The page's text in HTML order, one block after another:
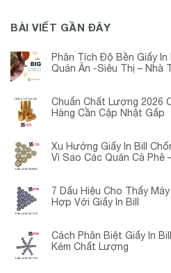
BÀI VIẾT GẦN ĐÂY
Phân Tích Độ Bền Giấy
Quán Ăn -Siêu Thị – Nhà
Chuẩn Chất Lượng 2026
Hàng Cần Cập Nhật Gấp
Xu Hướng Giấy In Bill
Vì Sao Các Quán Cà Phê
7 Dấu Hiệu Cho Thấy
Hợp Với Giấy In Bill
Cách Phân Biệt Giấy In
Kém Chất Lượng